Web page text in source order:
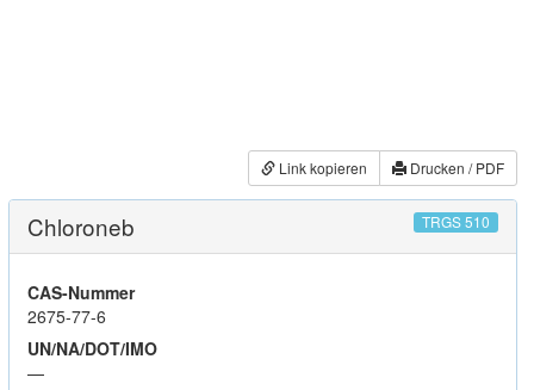
Link kopieren Drucken / PDF
Chloroneb TRGS 510
CAS-Nummer
2675-77-6
UN/NA/DOT/IMO
—